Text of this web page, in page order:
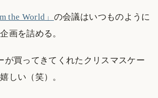
the World」 の会議はいつものように
画を詰める。
が買ってきてくれたクリスマスケー
しい（笑）。